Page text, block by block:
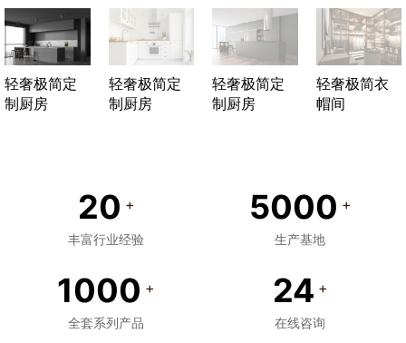
轻奢极简定
制厨房
轻奢极简定
制厨房
轻奢极简定
制厨房
轻奢极简衣
帽间
20 +
丰富行业经验
5000 +
生产基地
1000 +
全套系列产品
24 +
在线咨询